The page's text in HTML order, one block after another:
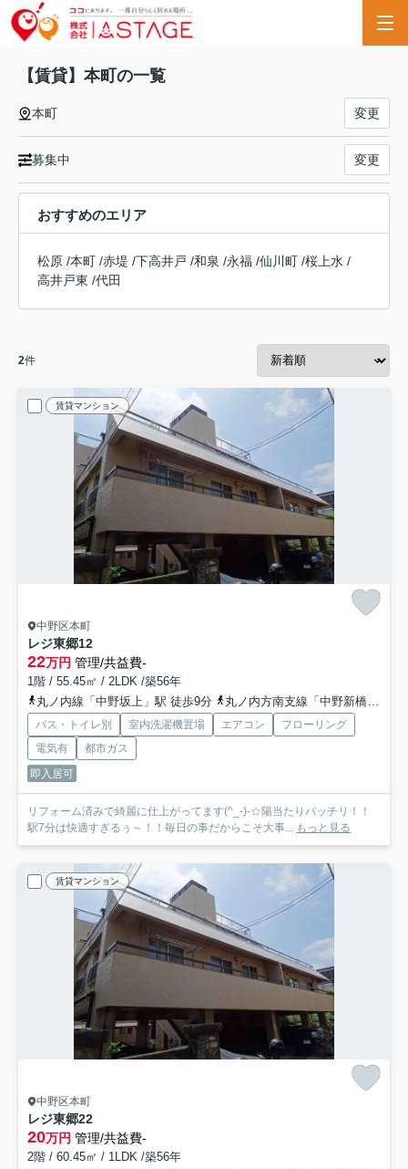
【賃貸】本町の一覧
本町 変更
募集中 変更
おすすめのエリア
松原 /本町 /赤堤 /下高井戸 /和泉 /永福 /仙川町 /桜上水 /
高井戸東 /代田
2件
賃貸マンション
中野区本町
レジ東郷12
22万円 管理/共益費-
1階 / 55.45㎡ / 2LDK /築56年
丸ノ内線「中野坂上」駅 徒歩9分
丸ノ内方南支線「中野新橋」駅 徒歩9分
バス・トイレ別 室内洗濯機置場 エアコン
フローリング
電気有
都市ガス
即入居可
リフォーム済みで綺麗に仕上がってます(^_-)-☆陽当たりバッチリ！！
駅7分は快適すぎるぅ～！！毎日の事だからこそ大事... もっと見る
賃貸マンション
中野区本町
レジ東郷22
20万円 管理/共益費-
2階 / 60.45㎡ / 1LDK /築56年